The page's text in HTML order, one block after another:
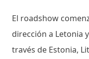
El roadshow
dirección a Letonia
través de Estonia,